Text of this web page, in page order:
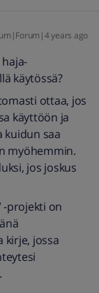
years ago
käytössä?
ottaa, jos
käyttöön ja
kuidun saa
myöhemmin.
jos joskus
-projekti on
kirje, jossa